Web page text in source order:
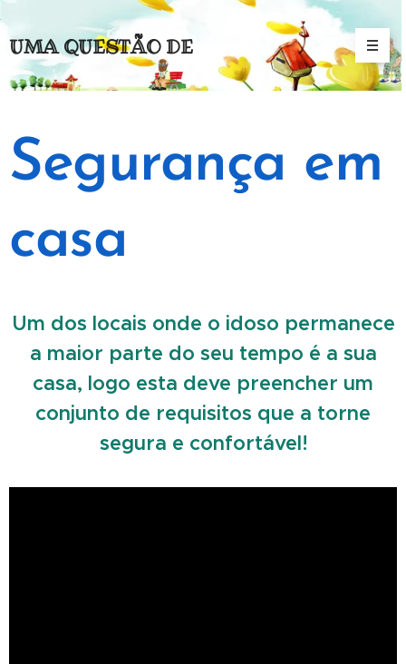
UMA QUESTÃO DE
(MENTAL)IDADE
Segurança em
casa
Um dos locais onde o idoso permanece
a maior parte do seu tempo é a sua
casa, logo esta deve preencher um
conjunto de requisitos que a torne
segura e confortável!